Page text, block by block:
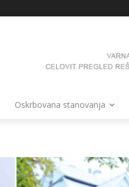
Oskrbovana stanovanja